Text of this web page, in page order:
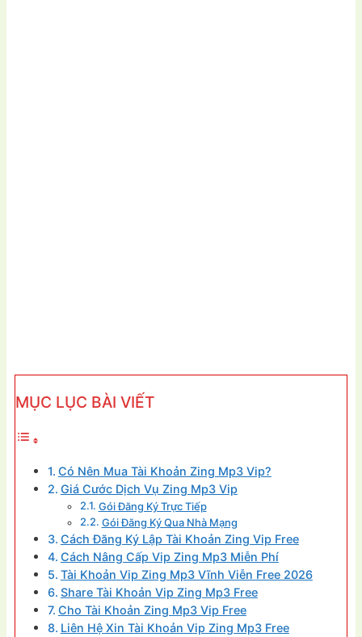
MỤC LỤC BÀI VIẾT
Có Nên Mua Tài Khoản Zing Mp3 Vip?
Giá Cước Dịch Vụ Zing Mp3 Vip
Gói Đăng Ký Trực Tiếp
Gói Đăng Ký Qua Nhà Mạng
Cách Đăng Ký Lập Tài Khoản Zing Vip Free
Cách Nâng Cấp Vip Zing Mp3 Miễn Phí
Tài Khoản Vip Zing Mp3 Vĩnh Viễn Free 2026
Share Tài Khoản Vip Zing Mp3 Free
Cho Tài Khoản Zing Mp3 Vip Free
Liên Hệ Xin Tài Khoản Vip Zing Mp3 Free